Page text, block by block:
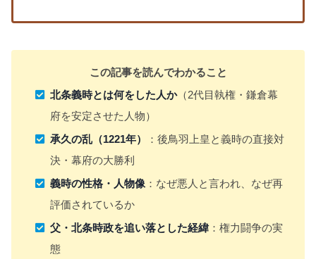
この記事を読んでわかること
北条義時とは何をした人か（2代目執権・鎌倉幕
府を安定させた人物）
承久の乱（1221年）
：後鳥羽上皇と義時の直接対
決・幕府の大勝利
義時の性格・人物像 ：なぜ悪人と言われ、なぜ再
評価されているか
父・北条時政を追い落とした経緯：権力闘争の実
態